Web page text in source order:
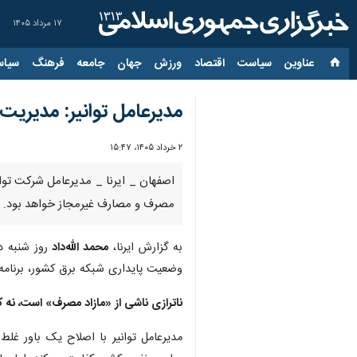
۱۷ مرداد ۱۴۰۵
عناوین‌ سیاست اقتصاد ورزش جهان جامعه فرهنگ
مدیرعامل توانیر:
۲ خرداد ۱۴۰۵، ۱۵:۴۷